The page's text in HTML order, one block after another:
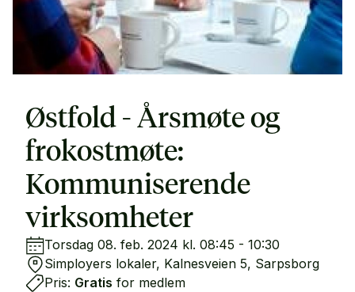
Østfold - Årsmøte og
frokostmøte:
Kommuniserende
virksomheter
Torsdag 08. feb. 2024 kl. 08:45 - 10:30
Simployers lokaler, Kalnesveien 5, Sarpsborg
Pris: Gratis for medlem